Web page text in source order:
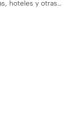
hoteles y otras…